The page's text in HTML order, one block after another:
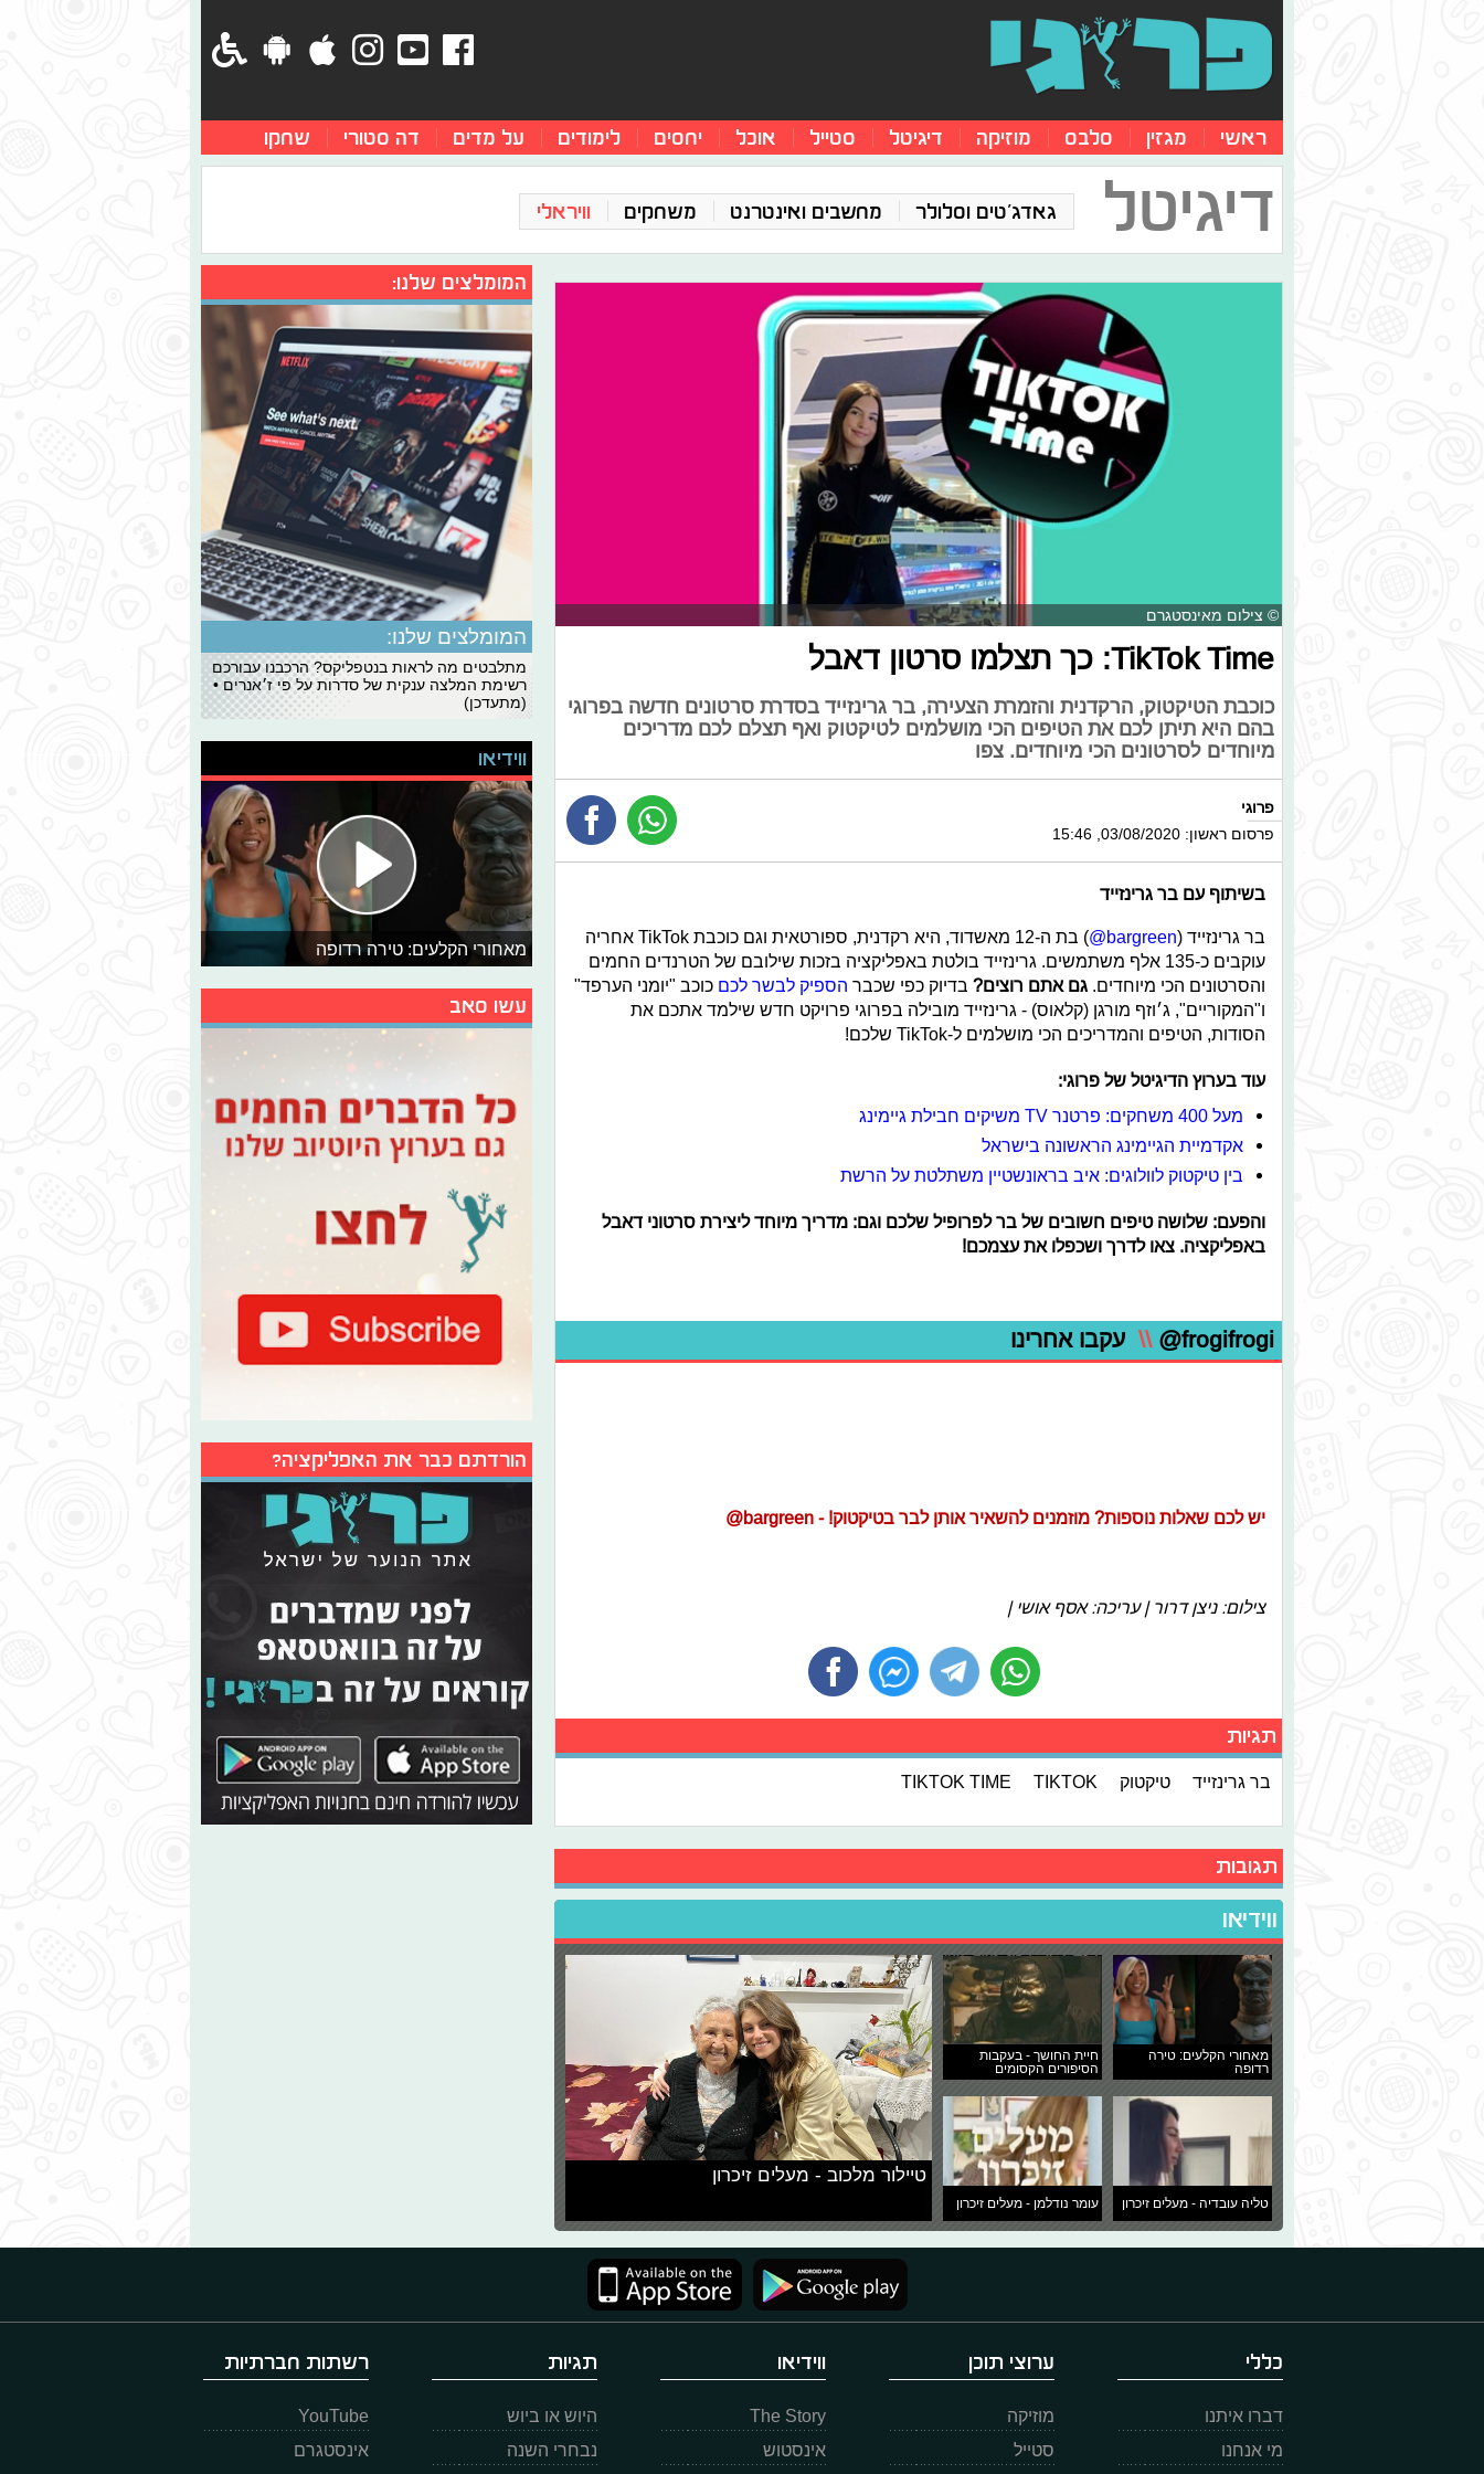
ראשי מגזין סלבס מוזיקה דיגיטל סטייל אוכל יחסים לימודים על מדים דה סטורי שחקו
דיגיטל גאדג'טים וסלולר מחשבים ואינטרנט משחקים וויראלי
© צילום מאינסטגרם
TikTok Time: כך תצלמו סרטון דאבל
כוכבת הטיקטוק, הרקדנית והזמרת הצעירה, בר גרינזייד בסדרת סרטונים חדשה בפרוגי
בהם היא תיתן לכם את הטיפים הכי מושלמים לטיקטוק ואף תצלם לכם מדריכים
מיוחדים לסרטונים הכי מיוחדים. צפו
פרוגי
פרסום ראשון: 03/08/2020, 15:46
בשיתוף עם בר גרינזייד
בר גרינזייד (bargreen@
) בת ה-12 מאשדוד, היא רקדנית, ספורטאית וגם כוכבת TikTok אחריה
עוקבים כ-135 אלף משתמשים. גרינזייד בולטת באפליקציה בזכות שילובם של הטרנדים החמים
והסרטונים הכי מיוחדים. גם אתם רוצים? בדיוק כפי שכבר הספיק לבשר לכם כוכב "יומני הערפד"
ו"המקוריים", ג׳וזף מורגן (קלאוס) - גרינזייד מובילה בפרוגי פרויקט חדש שילמד אתכם את
הסודות, הטיפים והמדריכים הכי מושלמים ל-TikTok שלכם!
עוד בערוץ הדיגיטל של פרוגי:
מעל 400 משחקים: פרטנר TV משיקים חבילת גיימינג
אקדמיית הגיימינג הראשונה בישראל
בין טיקטוק לוולוגים: איב בראונשטיין משתלטת על הרשת
והפעם: שלושה טיפים חשובים של בר לפרופיל שלכם וגם: מדריך מיוחד ליצירת סרטוני דאבל
באפליקציה. צאו לדרך ושכפלו את עצמכם!
@frogifrogi
\\ עקבו אחרינו
יש לכם שאלות נוספות? מוזמנים להשאיר אותן לבר בטיקטוק! - bargreen@
צילום: ניצן דרור | עריכה: אסף אושי |
תגיות
בר גרינזייד טיקטוק TIKTOK
TIKTOK TIME
תגובות
ווידיאו
מאחורי הקלעים: טירה
רדופה
חיית החושך - בעקבות
הסיפורים הקסומים
טליה עובדיה - מעלים זיכרון עומר נודלמן - מעלים זיכרון
טיילור מלכוב - מעלים זיכרון
המומלצים שלנו:
המומלצים שלנו:
מתלבטים מה לראות בנטפליקס? הרכבנו עבורכם
רשימת המלצה ענקית של סדרות על פי ז׳אנרים •
(מתעדכן)
ווידיאו
מאחורי הקלעים: טירה רדופה
עשו סאב
הורדתם כבר את האפליקציה?
כללי
דברו איתנו
מי אנחנו
ערוצי תוכן
מוזיקה
סטייל
ווידיאו
The Story
אינסטוש
תגיות
היוש או ביוש
נבחרי השנה
רשתות חברתיות
YouTube
אינסטגרם